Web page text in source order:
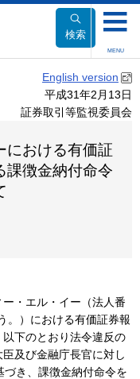
検索
MENU
English version
平成31年2月13日
証券取引等監視委員会
における有価証
課徴金納付命令
・エル・イー（法人番
。）における有価証券報
下のとおり法令違反の
及び金融庁長官に対し
き、課徴金納付命令を